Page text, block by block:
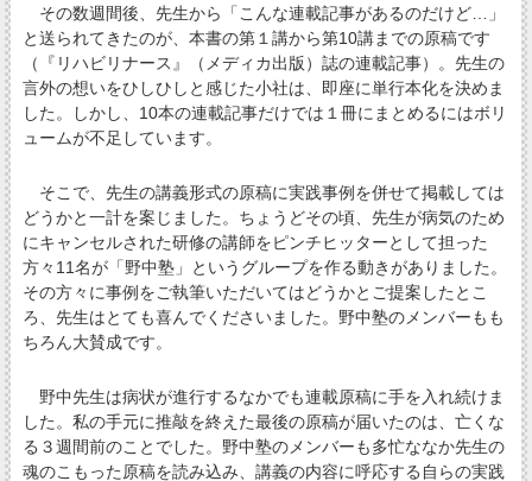
その数週間後、先生から「こんな連載記事があるのだけど…」
と送られてきたのが、本書の第１講から第10講までの原稿です
（『リハビリナース』（メディカ出版）誌の連載記事）。先生の
言外の想いをひしひしと感じた小社は、即座に単行本化を決めま
した。しかし、10本の連載記事だけでは１冊にまとめるにはボリ
ュームが不足しています。
そこで、先生の講義形式の原稿に実践事例を併せて掲載しては
どうかと一計を案じました。ちょうどその頃、先生が病気のため
にキャンセルされた研修の講師をピンチヒッターとして担った
方々11名が「野中塾」というグループを作る動きがありました。
その方々に事例をご執筆いただいてはどうかとご提案したとこ
ろ、先生はとても喜んでくださいました。野中塾のメンバーもも
ちろん大賛成です。
野中先生は病状が進行するなかでも連載原稿に手を入れ続けま
した。私の手元に推敲を終えた最後の原稿が届いたのは、亡くな
る３週間前のことでした。野中塾のメンバーも多忙ななか先生の
魂のこもった原稿を読み込み、講義の内容に呼応する自らの実践